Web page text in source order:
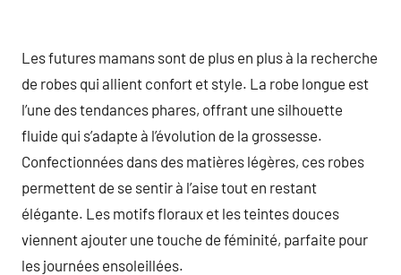
Les futures mamans sont de plus en plus à la recherche
de robes qui allient confort et style. La robe longue est
l’une des tendances phares, offrant une silhouette
fluide qui s’adapte à l’évolution de la grossesse.
Confectionnées dans des matières légères, ces robes
permettent de se sentir à l’aise tout en restant
élégante. Les motifs floraux et les teintes douces
viennent ajouter une touche de féminité, parfaite pour
les journées ensoleillées.